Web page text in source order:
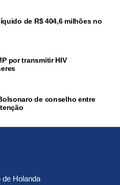
de R$ 404,6 milhões no
por transmitir HIV
de conselho entre
de Holanda